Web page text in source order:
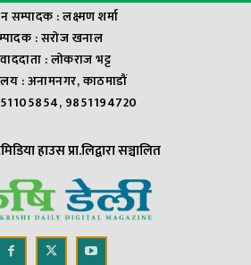
सम्पादक : लक्ष्मण शर्मा
: सराेज खनाल
: लाेकराज भट्ट
: अनामनगर, काठमाडौं
9851194720
हाउस प्रा.लिद्वारा सञ्चालित